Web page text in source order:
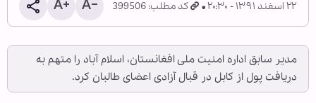
۲۲ اسفند ۱۳۹۱ - ۲۰:۳۰ کد مطلب: 399506
مدیر سابق اداره امنیت ملی افغانستان، اسلام آباد را متهم به
دریافت پول از کابل در قبال آزادی اعضای طالبان کرد.